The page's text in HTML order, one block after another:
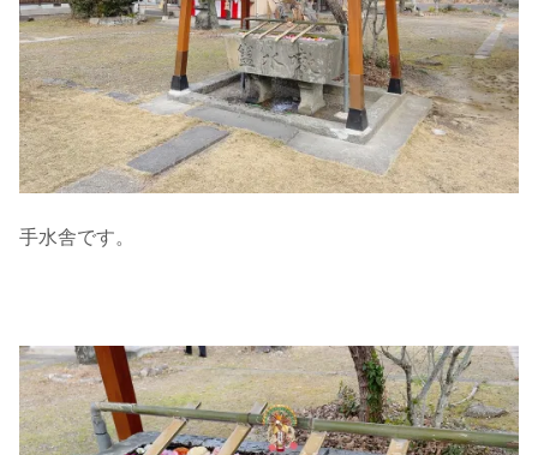
手水舎です。